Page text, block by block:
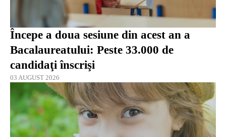
Începe a doua sesiune din acest an a
Bacalaureatului: Peste 33.000 de
candidaţi înscrişi
03 AUGUST 2026